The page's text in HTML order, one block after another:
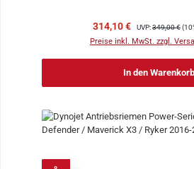
Verkaufspreis:
314,10 € Regulärer Preis:
UVP:349,00 €
Preise inkl. MwSt. zzgl.
In den Warenkorb